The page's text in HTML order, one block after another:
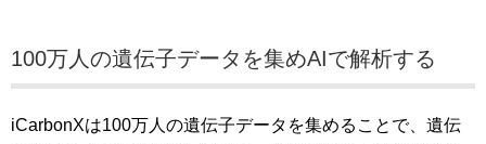
100万人の遺伝子データを集めAIで解析する
iCarbonXは100万人の遺伝子データを集めることで、遺伝